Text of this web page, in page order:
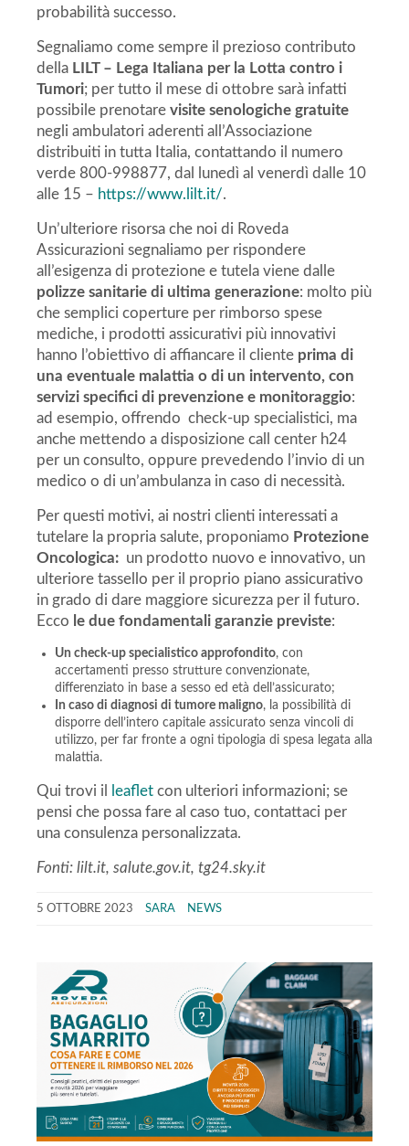
probabilità successo.
Segnaliamo come sempre il prezioso contributo
della LILT – Lega Italiana per la Lotta contro i
Tumori; per tutto il mese di ottobre sarà infatti
possibile prenotare visite senologiche gratuite
negli ambulatori aderenti all’Associazione
distribuiti in tutta Italia, contattando il numero
verde 800-998877, dal lunedì al venerdì dalle 10
alle 15 – https://www.lilt.it/.
Un’ulteriore risorsa che noi di Roveda
Assicurazioni segnaliamo per rispondere
all’esigenza di protezione e tutela viene dalle
polizze sanitarie di ultima generazione: molto più
che semplici coperture per rimborso spese
mediche, i prodotti assicurativi più innovativi
hanno l’obiettivo di affiancare il cliente prima di
una eventuale malattia o di un intervento, con
servizi specifici di prevenzione e monitoraggio:
ad esempio, offrendo check-up specialistici, ma
anche mettendo a disposizione call center h24
per un consulto, oppure prevedendo l’invio di un
medico o di un’ambulanza in caso di necessità.
Per questi motivi, ai nostri clienti interessati a
tutelare la propria salute, proponiamo Protezione
Oncologica: un prodotto nuovo e innovativo, un
ulteriore tassello per il proprio piano assicurativo
in grado di dare maggiore sicurezza per il futuro.
Ecco le due fondamentali garanzie previste:
Un check-up specialistico approfondito, con
accertamenti presso strutture convenzionate,
differenziato in base a sesso ed età dell’assicurato;
In caso di diagnosi di tumore maligno, la possibilità di
disporre dell’intero capitale assicurato senza vincoli di
utilizzo, per far fronte a ogni tipologia di spesa legata alla
malattia.
Qui trovi il leaflet con ulteriori informazioni; se
pensi che possa fare al caso tuo, contattaci per
una consulenza personalizzata.
Fonti: lilt.it, salute.gov.it, tg24.sky.it
5 OTTOBRE 2023 SARA NEWS